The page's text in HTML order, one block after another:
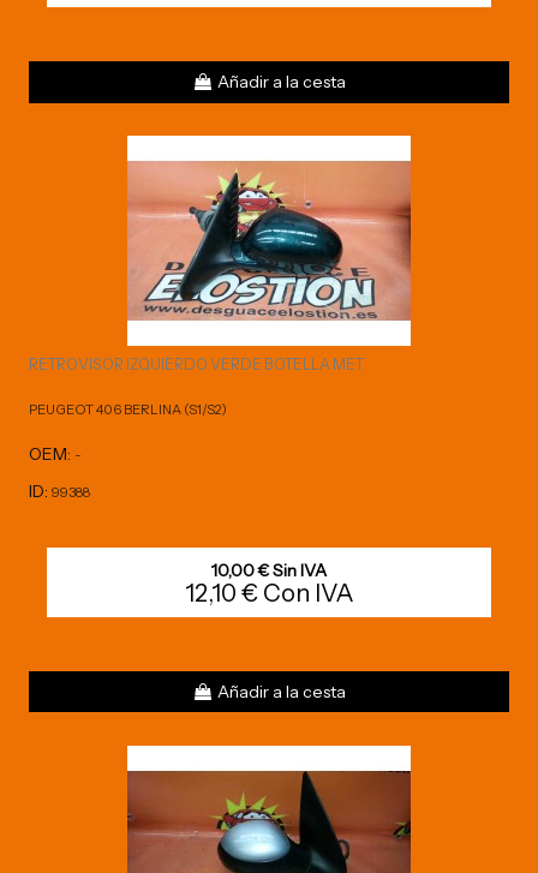
Añadir a la cesta
RETROVISOR IZQUIERDO VERDE BOTELLA MET.
PEUGEOT 406 BERLINA (S1/S2)
OEM: -
ID: 99388
10,00 € Sin IVA
12,10 € Con IVA
Añadir a la cesta